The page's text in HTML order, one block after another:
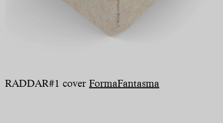
RADDAR#1 cover FormaFantasma